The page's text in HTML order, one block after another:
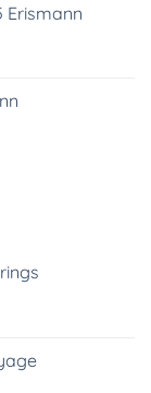
Erismann